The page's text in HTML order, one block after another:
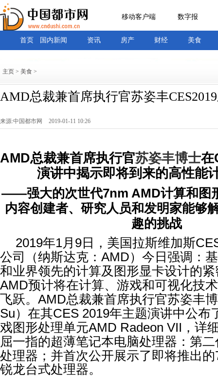
移动客户端 数字报
首页 国内新闻 资讯 房产 财经 美食
主页 > 美食 >
AMD总裁兼首席执行官苏姿丰
来源:中国都市网 2019-01-11 10:26
AMD总裁兼首席执行官苏姿丰博士在
演讲中揭示即将到来的高性能
——强大的次世代7nm AMD计算和图
内容创建者、研究人员和发明家能够
趣的挑战
2019年1月 9 日，美国拉斯维加斯
公司（纳斯达克： AMD）今日强调：
和业界领先的计算及图形显卡设计的
AMD预计将在计算、游戏和可视化技
飞跃。 AMD总裁兼首席执行官苏姿丰
Su）在其CES 2019年主题演讲中公布
戏图形处理单元AMD Radeon VII ，详
屈一指的超薄笔记本电脑处理器：第二
处理器；并首次公开展示了即将推出的
锐龙台式处理器。